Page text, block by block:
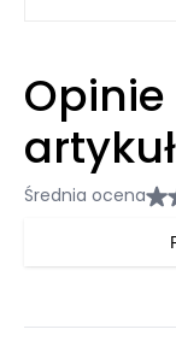
Średnia ocena